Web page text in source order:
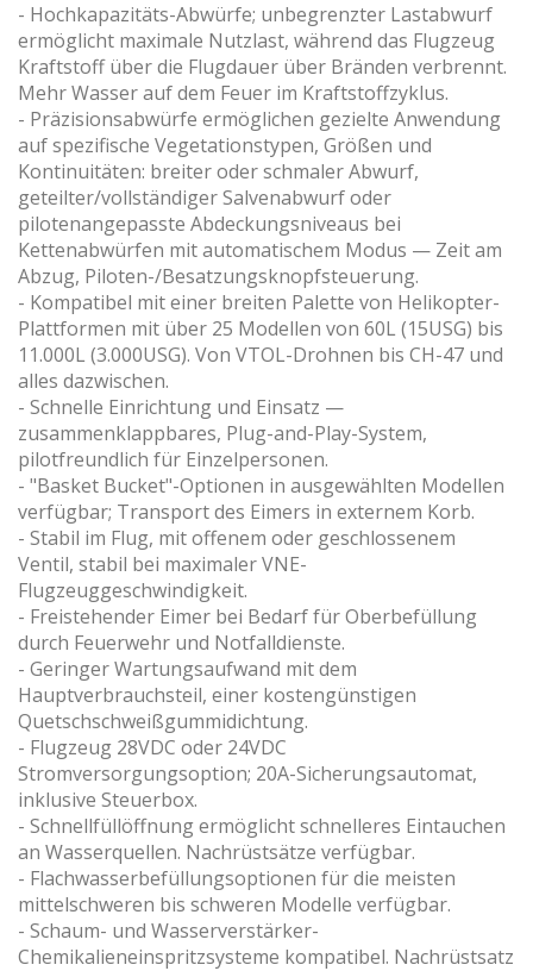
- Hochkapazitäts-Abwürfe; unbegrenzter Lastabwurf
ermöglicht maximale Nutzlast, während das Flugzeug
Kraftstoff über die Flugdauer über Bränden verbrennt.
Mehr Wasser auf dem Feuer im Kraftstoffzyklus.
- Präzisionsabwürfe ermöglichen gezielte Anwendung
auf spezifische Vegetationstypen, Größen und
Kontinuitäten: breiter oder schmaler Abwurf,
geteilter/vollständiger Salvenabwurf oder
pilotenangepasste Abdeckungsniveaus bei
Kettenabwürfen mit automatischem Modus — Zeit am
Abzug, Piloten-/Besatzungsknopfsteuerung.
- Kompatibel mit einer breiten Palette von Helikopter-
Plattformen mit über 25 Modellen von 60L (15USG) bis
11.000L (3.000USG). Von VTOL-Drohnen bis CH-47 und
alles dazwischen.
- Schnelle Einrichtung und Einsatz —
zusammenklappbares, Plug-and-Play-System,
pilotfreundlich für Einzelpersonen.
- "Basket Bucket"-Optionen in ausgewählten Modellen
verfügbar; Transport des Eimers in externem Korb.
- Stabil im Flug, mit offenem oder geschlossenem
Ventil, stabil bei maximaler VNE-
Flugzeuggeschwindigkeit.
- Freistehender Eimer bei Bedarf für Oberbefüllung
durch Feuerwehr und Notfalldienste.
- Geringer Wartungsaufwand mit dem
Hauptverbrauchsteil, einer kostengünstigen
Quetschschweißgummidichtung.
- Flugzeug 28VDC oder 24VDC
Stromversorgungsoption; 20A-Sicherungsautomat,
inklusive Steuerbox.
- Schnellfüllöffnung ermöglicht schnelleres Eintauchen
an Wasserquellen. Nachrüstsätze verfügbar.
- Flachwasserbefüllungsoptionen für die meisten
mittelschweren bis schweren Modelle verfügbar.
- Schaum- und Wasserverstärker-
Chemikalieneinspritzsysteme kompatibel. Nachrüstsatz